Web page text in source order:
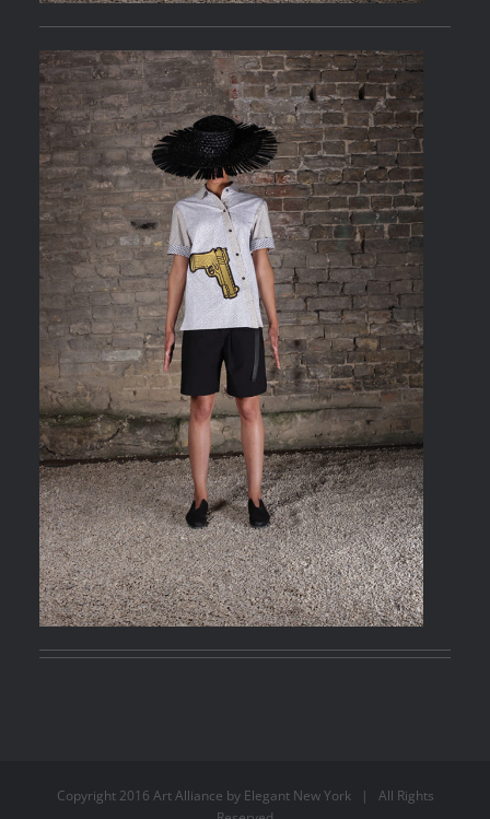
Copyright 2016 Art Alliance by Elegant New York| All Rights